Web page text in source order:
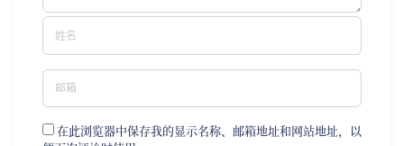
在此浏览器中保存我的显示名称、邮箱地址和网站地址，以